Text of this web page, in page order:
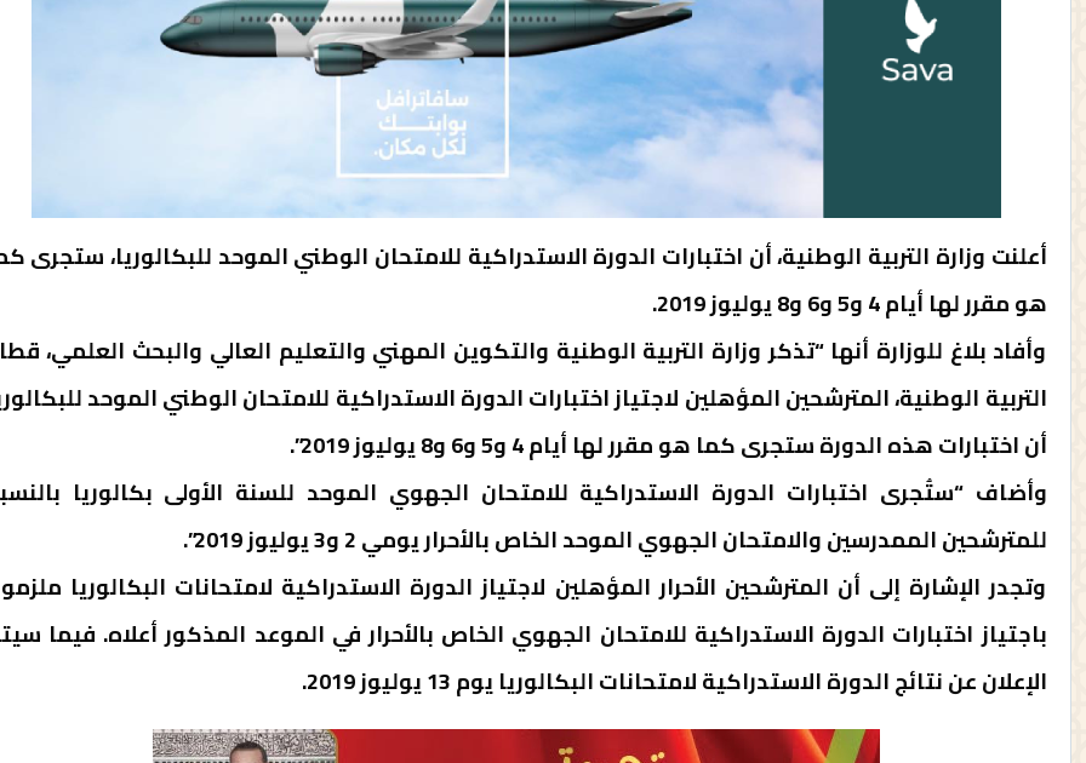
أعلنت وزارة التربية الوطنية، أن اختبارات الدورة الاستدراكية للامتحان الوطني الموحد للبكالوريا، ستجرى
هو مقرر لها أيام 4 و5 و6 و8 يوليوز 2019.
وأفاد بلاغ للوزارة أنها “تذكر وزارة التربية الوطنية والتكوين المهني والتعليم العالي والبحث العلمي،
التربية الوطنية، المترشحين المؤهلين لاجتياز اختبارات الدورة الاستدراكية للامتحان الوطني الموحد
أن اختبارات هذه الدورة ستجرى كما هو مقرر لها أيام 4 و5 و6 و8 يوليوز 2019”.
وأضاف “ستُجرى اختبارات الدورة الاستدراكية للامتحان الجهوي الموحد للسنة الأولى بكالوريا
للمترشحين الممدرسين والامتحان الجهوي الموحد الخاص بالأحرار يومي 2 و3 يوليوز 2019”.
وتجدر الإشارة إلى أن المترشحين الأحرار المؤهلين لاجتياز الدورة الاستدراكية لامتحانات البكالوريا
باجتياز اختبارات الدورة الاستدراكية للامتحان الجهوي الخاص بالأحرار في الموعد المذكور أعلاه. فيما
الإعلان عن نتائج الدورة الاستدراكية لامتحانات البكالوريا يوم 13 يوليوز 2019.